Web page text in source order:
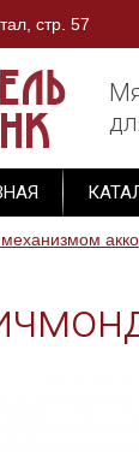
стр. 57
блок Юг, 3